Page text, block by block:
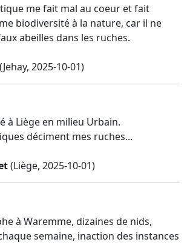
me fait mal au coeur et fait
biodiversité à la nature, car il ne
abeilles dans les ruches.
(Jehay, 2025-10-01)
à Liège en milieu Urbain.
déciment mes ruches...
(Liège, 2025-10-01)
à Waremme, dizaines de nids,
semaine, inaction des instances